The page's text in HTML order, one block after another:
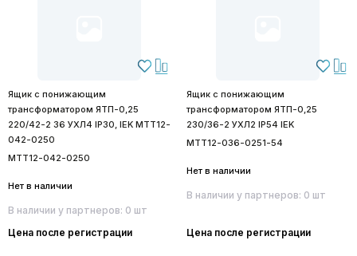
Ящик с понижающим
трансформатором ЯТП-0,25
220/42-2 36 УХЛ4 IP30, IEK MTT12-
042-0250
MTT12-042-0250
Нет в наличии
В наличии у партнеров: 0 шт
Цена после регистрации
Ящик с понижающим
трансформатором ЯТП-0,25
230/36-2 УХЛ2 IP54 IEK
MTT12-036-0251-54
Нет в наличии
В наличии у партнеров: 0 шт
Цена после регистрации